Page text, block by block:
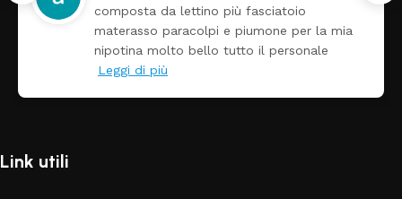
arrivato ben imballato dopo pochi giorni.
Prezzo ottimi rispetto la concorrenza
Link utili